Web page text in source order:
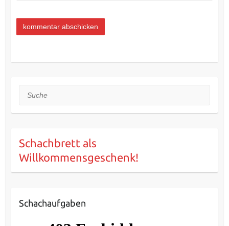
Suche
Schachbrett als
Willkommensgeschenk!
Schachaufgaben